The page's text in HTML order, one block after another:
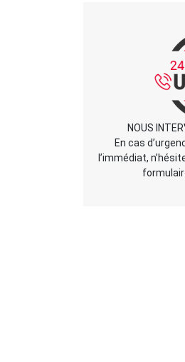
NOUS
En cas
l’immédiat,